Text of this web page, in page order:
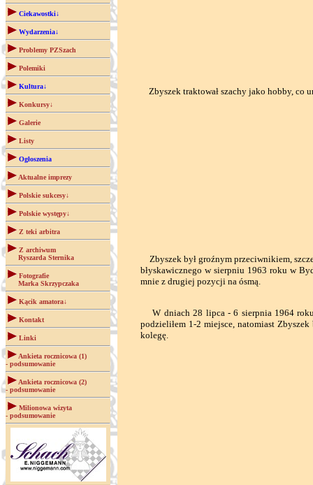
Ciekawostki↓
Wydarzenia↓
Problemy PZSzach
Polemiki
Kultura↓
Konkursy↓
Galerie
Listy
Ogłoszenia
Aktualne imprezy
Polskie sukcesy↓
Polskie występy↓
Z teki arbitra
Z archiwum
Ryszarda Sternika
Fotografie
Marka Skrzypczaka
Kącik amatora↓
Kontakt
Linki
Ankieta rocznicowa (1)
- podsumowanie
Ankieta rocznicowa (2)
- podsumowanie
Milionowa wizyta
- podsumowanie
Zbyszek traktował szachy jako hobby, co
Zbyszek był groźnym przeciwnikiem,
błyskawicznego w sierpniu 1963 roku w
mnie z drugiej pozycji na ósmą.
W dniach 28 lipca - 6 sierpnia 1964 roku
podzieliłem 1-2 miejsce, natomiast
kolegę.